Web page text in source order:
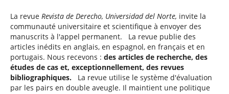
La revue Revista de Derecho, Universidad del Norte, invite la
communauté universitaire et scientifique à envoyer des
manuscrits à l'appel permanent. La revue publie des
articles inédits en anglais, en espagnol, en français et en
portugais. Nous recevons : des articles de recherche, des
études de cas et, exceptionnellement, des revues
bibliographiques.La revue utilise le système d'évaluation
par les pairs en double aveugle. Il maintient une politique